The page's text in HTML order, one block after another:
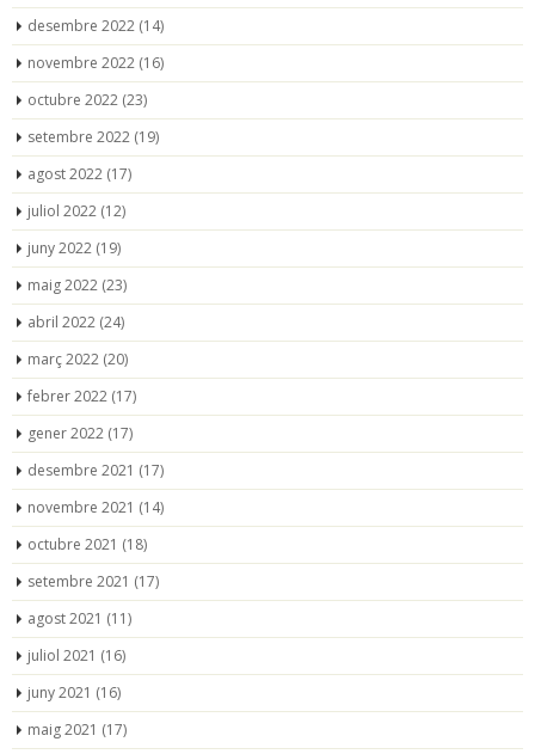
desembre 2022 (14)
novembre 2022 (16)
octubre 2022 (23)
setembre 2022 (19)
agost 2022 (17)
juliol 2022 (12)
juny 2022 (19)
maig 2022 (23)
abril 2022 (24)
març 2022 (20)
febrer 2022 (17)
gener 2022 (17)
desembre 2021 (17)
novembre 2021 (14)
octubre 2021 (18)
setembre 2021 (17)
agost 2021 (11)
juliol 2021 (16)
juny 2021 (16)
maig 2021 (17)